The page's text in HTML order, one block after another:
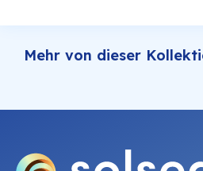
Mehr von dieser